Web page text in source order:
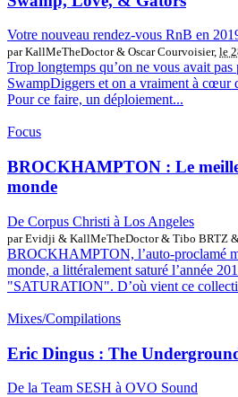
Votre nouveau rendez-vous RnB en
par KallMeTheDoctor & Oscar Courvoisier, le
Trop longtemps qu’on ne vous avait
SwampDiggers et on a vraiment à cœur
Pour ce faire, un déploiement...
Focus
BROCKHAMPTON : Le
monde
De Corpus Christi à Los Angeles
par Evidji & KallMeTheDoctor & Tibo BRTZ
BROCKHAMPTON, l’auto-proclamé
monde, a littéralement saturé l’année
"SATURATION". D’où vient ce
Mixes/Compilations
Eric Dingus : The
De la Team SESH à OVO Sound